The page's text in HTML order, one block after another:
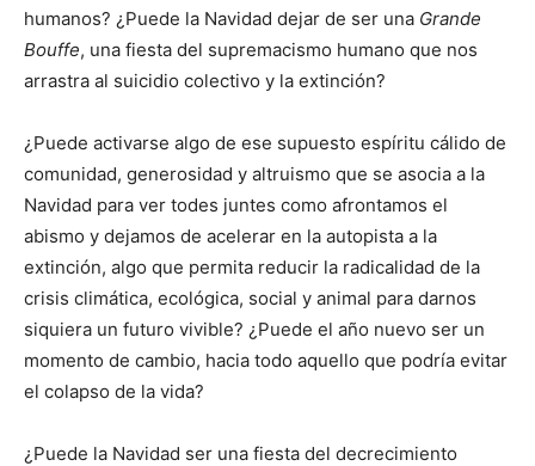
humanos? ¿Puede la Navidad dejar de ser una Grande
Bouffe, una fiesta del supremacismo humano que nos
arrastra al suicidio colectivo y la extinción?
¿Puede activarse algo de ese supuesto espíritu cálido de
comunidad, generosidad y altruismo que se asocia a la
Navidad para ver todes juntes como afrontamos el
abismo y dejamos de acelerar en la autopista a la
extinción, algo que permita reducir la radicalidad de la
crisis climática, ecológica, social y animal para darnos
siquiera un futuro vivible? ¿Puede el año nuevo ser un
momento de cambio, hacia todo aquello que podría evitar
el colapso de la vida?
¿Puede la Navidad ser una fiesta del decrecimiento